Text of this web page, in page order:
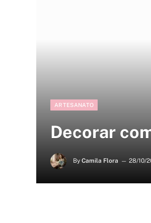
ARTESANATO
Decorar
By Camila Flora 28/10/